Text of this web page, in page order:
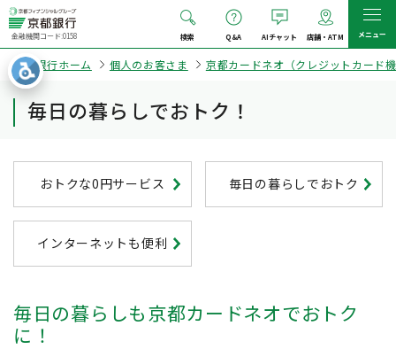
金融機関コード:0158 検索 Q&A AIチャット 店舗・ATM メニュー
京都銀行ホーム 個人のお客さま 京都カードネオ（クレジットカード
毎日の暮らしでおトク！
おトクな0円サービス 毎日の暮らしでおトク
インターネットも便利
毎日の暮らしも京都カードネオでおトク
に！